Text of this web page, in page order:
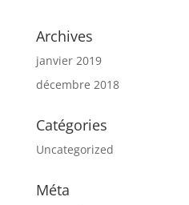
Archives
janvier 2019
décembre 2018
Catégories
Uncategorized
Méta